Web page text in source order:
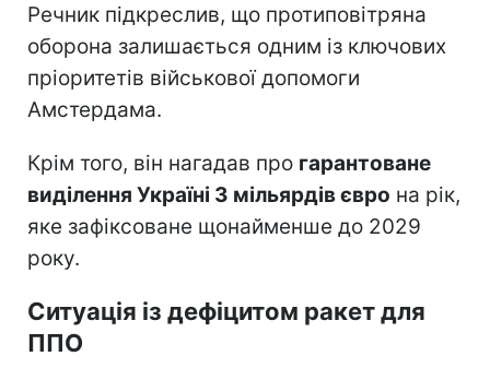
Речник підкреслив, що протиповітряна
оборона залишається одним із ключових
пріоритетів військової допомоги
Амстердама.
Крім того, він нагадав про гарантоване
виділення Україні 3 мільярдів євро на рік,
яке зафіксоване щонайменше до 2029
року.
Ситуація із дефіцитом ракет для
ППО